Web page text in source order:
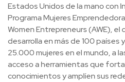
Estados Unidos de la mano con
Programa Mujeres
Women Entrepreneurs (AWE), el
desarrolla en más de 100 países
25.000 mujeres en el mundo, a
acceso a herramientas que
conocimientos y amplíen sus